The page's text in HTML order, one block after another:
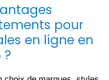
pour
en ligne en